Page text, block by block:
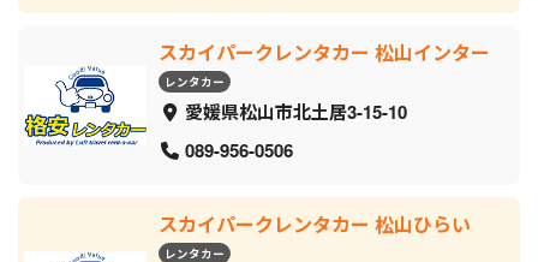
スカイパークレンタカー 松山インター
レンタカー
愛媛県松山市北土居3-15-10
089-956-0506
スカイパークレンタカー 松山ひらい
レンタカー